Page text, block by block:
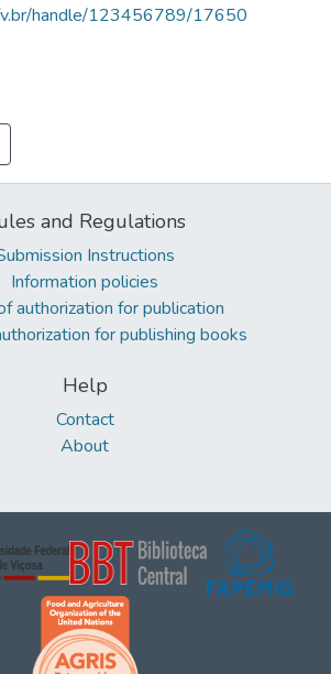
handle/123456789/17650
and Regulations
Instructions
Information policies
authorization for publication
for publishing books
Help
Contact
About